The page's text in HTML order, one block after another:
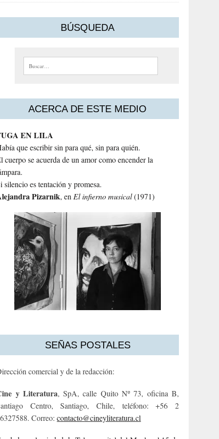
BÚSQUEDA
Buscar:
ACERCA DE ESTE MEDIO
EN LILA
que escribir sin para qué, sin para quién.
cuerpo se acuerda de un amor como encender la
silencio es tentación y promesa.
Pizarnik, enEl infierno musical(1971)
SEÑAS POSTALES
comercial y de la redacción:
y Literatura, SpA, calle Quito Nº 73, oficina B,
Centro, Santiago, Chile, teléfono: +56 2
Correo:contacto@cineyliteratura.cl